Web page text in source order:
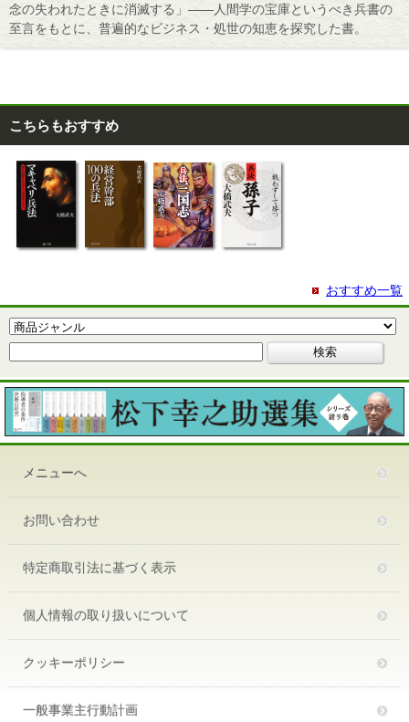
念の失われたときに消滅する」――人間学の宝庫というべき兵書の
至言をもとに、普遍的なビジネス・処世の知恵を探究した書。
こちらもおすすめ
おすすめ一覧
メニューへ
お問い合わせ
特定商取引法に基づく表示
個人情報の取り扱いについて
クッキーポリシー
一般事業主行動計画